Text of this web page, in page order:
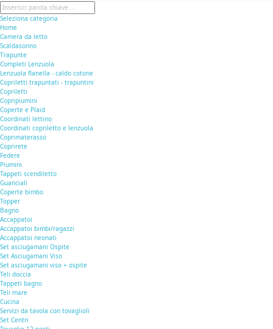
Seleziona categoria
Home
Camera da letto
Scaldasonno
Trapunte
Completi Lenzuola
Lenzuola flanella - caldo cotone
Copriletti trapuntati - trapuntini
Copriletti
Copripiumini
Coperte e Plaid
Coordinati lettino
Coordinati copriletto e lenzuola
Coprimaterasso
Coprirete
Federe
Piumini
Tappeti scendiletto
Guanciali
Coperte bimbo
Topper
Bagno
Accappatoi
Accappatoi bimbi/ragazzi
Accappatoi neonati
Set asciugamani Ospite
Set Asciugamani Viso
Set asciugamani viso + ospite
Teli doccia
Tappeti bagno
Teli mare
Cucina
Servizi da tavola con tovaglioli
Set Centri